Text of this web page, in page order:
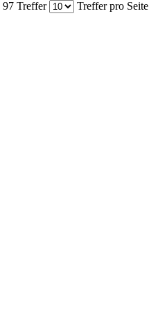
97 Treffer Treffer pro Seite